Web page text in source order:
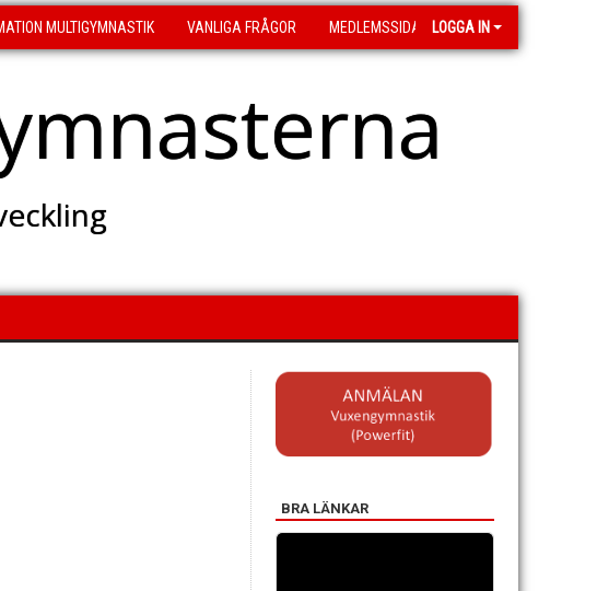
MULTIGYMNASTIK VANLIGA FRÅGOR MEDLEMSSIDA LOGGA IN
BRA LÄNKAR